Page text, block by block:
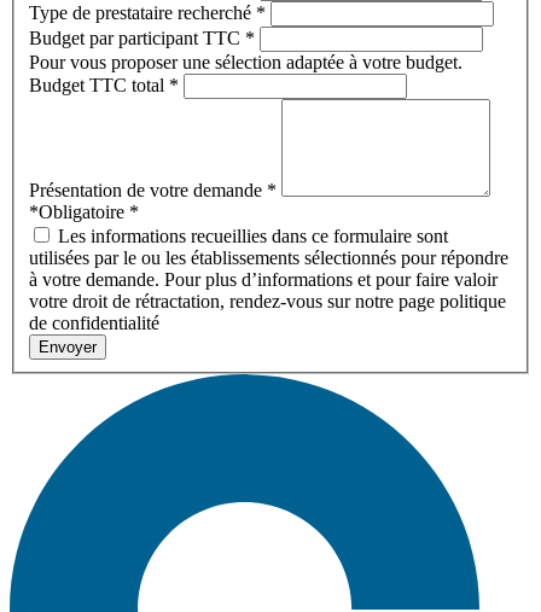
Type de prestataire recherché *
Budget par participant TTC *
Pour vous proposer une sélection adaptée à votre budget.
Budget TTC total *
Présentation de votre demande *
*Obligatoire *
Les informations recueillies dans ce formulaire sont
utilisées par le ou les établissements sélectionnés pour répondre
à votre demande. Pour plus d’informations et pour faire valoir
votre droit de rétractation, rendez-vous sur notre page politique
de confidentialité
Envoyer